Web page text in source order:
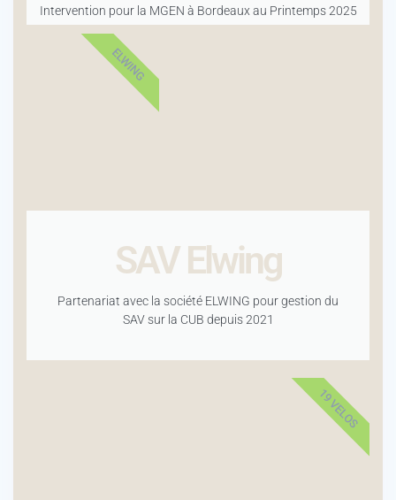
Intervention pour la MGEN à Bordeaux au Printemps 2025
SAV Elwing
Partenariat avec la société ELWING pour gestion du
SAV sur la CUB depuis 2021
ELWING
19 VELOS